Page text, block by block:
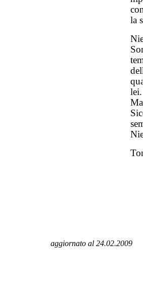
la
lei.
aggiornato al 24.02.2009